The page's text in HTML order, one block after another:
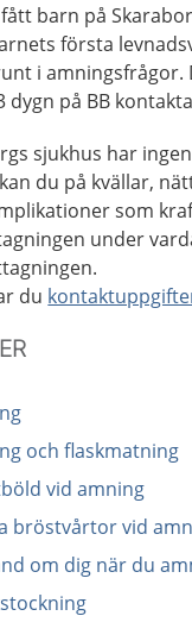
barn på
första
i amningsfrågor.
dygn på BB
sjukhus har
du på kvällar,
som
under
du
och flaskmatning
vid amning
bröstvårtor vid
om dig när du